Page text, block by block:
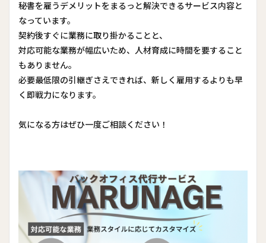
秘書を雇うデメリットをまるっと解決できるサービス内容と
なっています。
契約後すぐに業務に取り掛かることと、
対応可能な業務が幅広いため、人材育成に時間を要すること
もありません。
必要最低限の引継ぎさえできれば、新しく雇用するよりも早
く即戦力になります。
気になる方はぜひ一度ご相談ください！